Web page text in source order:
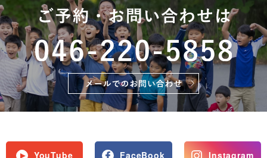
YouTube FaceBook Instagram